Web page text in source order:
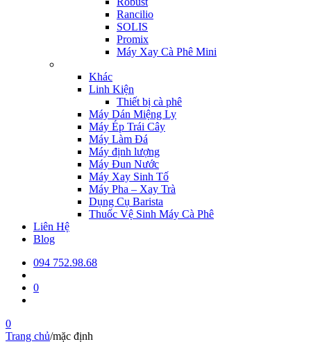
Rancilio
SOLIS
Promix
Máy Xay Cà Phê Mini
Khác
Linh Kiện
Thiết bị cà phê
Máy Dán Miệng Ly
Máy Ép Trái Cây
Máy Làm Đá
Máy định lượng
Máy Đun Nước
Máy Xay Sinh Tố
Máy Pha – Xay Trà
Dụng Cụ Barista
Thuốc Vệ Sinh Máy Cà Phê
Liên Hệ
Blog
094 752.98.68
0
0
Trang chủ/mặc định